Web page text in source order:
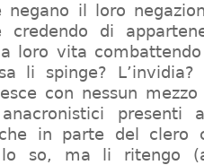
negano il loro
credendo di
loro vita
li spinge?
con nessun
presenti
in parte del clero
lo so, ma li ritengo